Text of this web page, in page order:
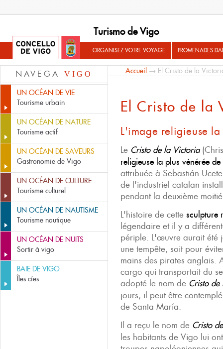
Turismo de Vigo
ORGANISEZ VOTRE VOYAGE PROMENADES
NAVEGA VIGO
UN OCÉAN DE VIE
Tourisme urbain
UN OCÉAN DE NATURE
Tourisme actif
UN OCÉAN DE SAVEURS
Gastronomie de Vigo
UN OCÉAN DE CULTURE
Tourisme culturel
UN OCÉAN DE NAUTISME
Tourisme nautique
UN OCÉAN DE NUITS
Sortir à vigo
BAIE DE VIGO
Îles cíes
Accueil → El Cristo de la
El Cristo de la
L'image religieuse
Le Cristo de la Victoria
religieuse la plus vénérée
attribuée à Sebastián
de l'industriel catalan
pendant la deuxième
L'histoire de cette sculpture
légendaire et il y a
périple. L'œuvre aurait été
une tempête, soit pour
mains des pirates anglais.
cargo qui transportait du
adopté le nom de Cristo de
jours, il peut être
de Santa María.
Il a reçu le nom de Cristo
les habitants de Vigo lui